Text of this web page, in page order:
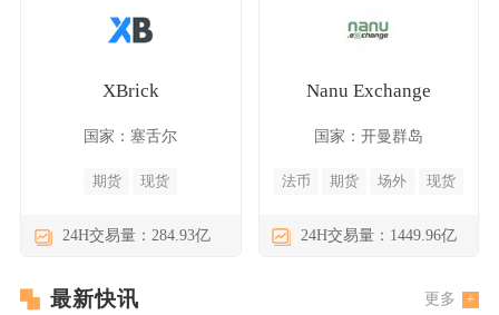
XBrick
国家：塞舌尔
期货 现货
24H交易量：284.93亿
Nanu Exchange
国家：开曼群岛
法币 期货 场外 现货
24H交易量：1449.96亿
最新快讯 更多